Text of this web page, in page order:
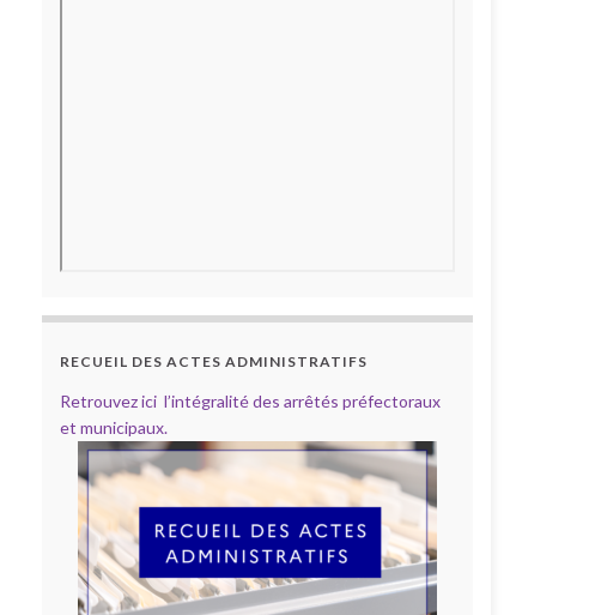
RECUEIL DES ACTES ADMINISTRATIFS
Retrouvez ici l’intégralité des arrêtés préfectoraux
et municipaux.